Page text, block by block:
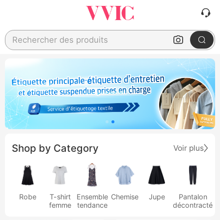
Rechercher des produits
Shop by Category Voir plus
Robe
T-shirt
femme
Ensemble
tendance
Chemise Jupe
Pantalon
décontracté